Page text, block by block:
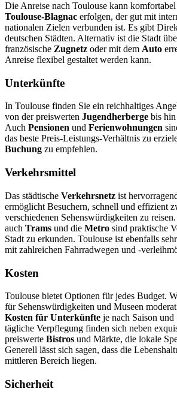
Die Anreise nach Toulouse kann komfortabel
Toulouse-Blagnac erfolgen, der gut mit
nationalen Zielen verbunden ist. Es gibt
deutschen Städten. Alternativ ist die Stadt
französische Zugnetz oder mit dem Auto
Anreise flexibel gestaltet werden kann.
Unterkünfte
In Toulouse finden Sie ein reichhaltiges
von der preiswerten Jugendherberge bis
Auch Pensionen und Ferienwohnungen
das beste Preis-Leistungs-Verhältnis zu
Buchung zu empfehlen.
Verkehrsmittel
Das städtische Verkehrsnetz ist
ermöglicht Besuchern, schnell und effizient
verschiedenen Sehenswürdigkeiten zu
auch Trams und die Metro sind praktische
Stadt zu erkunden. Toulouse ist ebenfalls sehr
mit zahlreichen Fahrradwegen und -
Kosten
Toulouse bietet Optionen für jedes Budget.
für Sehenswürdigkeiten und Museen
Kosten für Unterkünfte je nach Saison
tägliche Verpflegung finden sich neben
preiswerte Bistros und Märkte, die lokale
Generell lässt sich sagen, dass die
mittleren Bereich liegen.
Sicherheit